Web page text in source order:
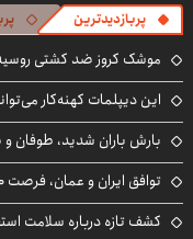
پربازدیدترین
موشک کروز ضد کشتی روسیه
این دیپلمات کهنه‌کار
بارش باران شدید، طوفان
توافق ایران و عمان، فرصت ۶۰ روزه برای واردات کالا به ایران ایجاد می‌کند
کشف تازه درباره سلامت